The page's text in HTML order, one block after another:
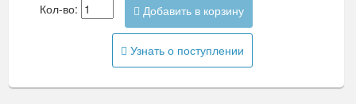
Кол-во: Добавить в корзину
Узнать о поступлении